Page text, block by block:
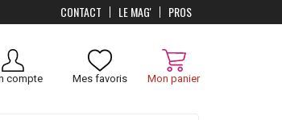
Mon panier
Mes favoris
compte
PROS
LE MAG'
CONTACT